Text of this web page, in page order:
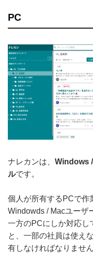
PC
ナレカンは、 Windows
ルです。
個人が所有するPCで作
Windowds / Macユーザ
一方のPCにしか対応し
と、一部の社員は使え
有しなければなりません